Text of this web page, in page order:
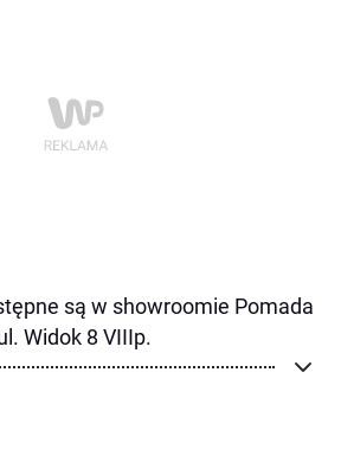
są w showroomie Pomada
Widok 8 VIIIp.